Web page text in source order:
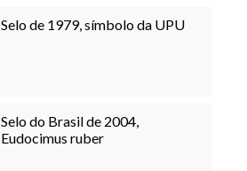
Selo de 1979, símbolo da UPU
Selo do Brasil de 2004,
Eudocimus ruber